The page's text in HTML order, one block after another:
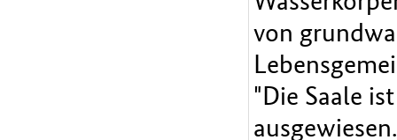
von
"Die Saale